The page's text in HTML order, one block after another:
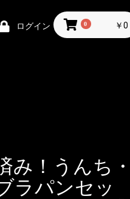
ログイン 0 ￥0
み！うんち・
ラパンセッ